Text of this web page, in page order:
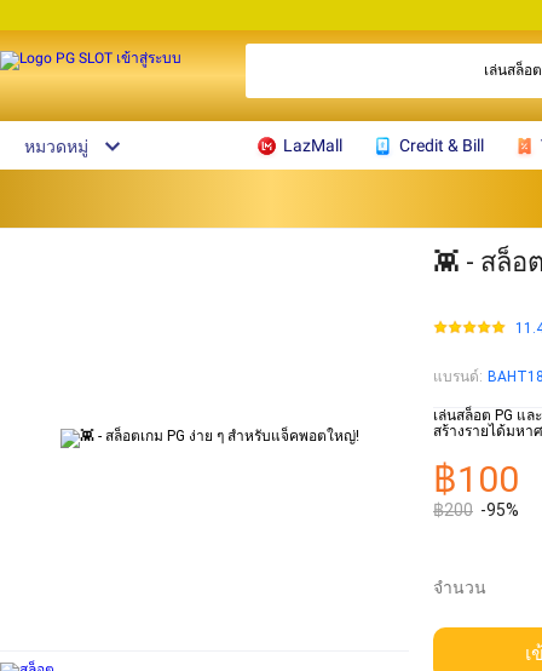
เล่นสล็อ
หมวดหมู่ LazMall Credit & Bill
👾 - สล็อ
แบรนด์:
เล่นสล็อต PG แ
สร้างรายได้มหา
฿100
฿200 -95%
จำนวน
เ